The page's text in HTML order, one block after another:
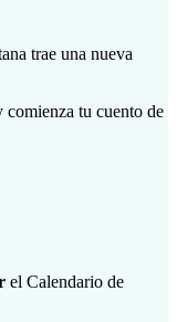
trae una nueva
comienza tu cuento de
el Calendario de